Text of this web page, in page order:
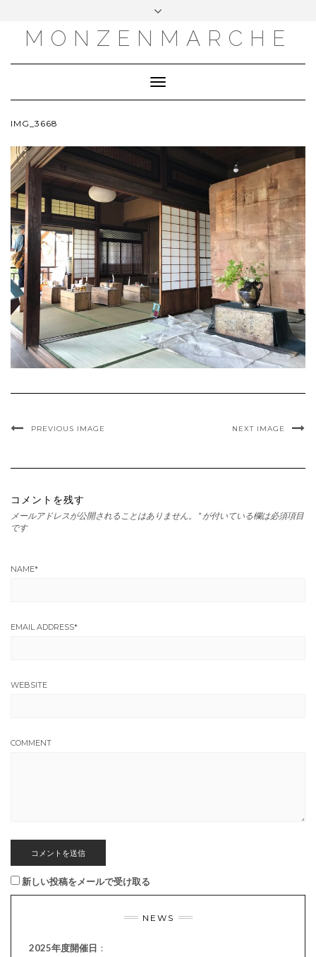
MONZENMARCHE
Toggle
Navigation
IMG_3668
PREVIOUS IMAGE NEXT IMAGE
コメントを残す
メールアドレスが公開されることはありません。 * が付いている欄は必須項目
です
NAME*
EMAIL ADDRESS*
WEBSITE
COMMENT
新しい投稿をメールで受け取る
NEWS
2025年度開催日 ：